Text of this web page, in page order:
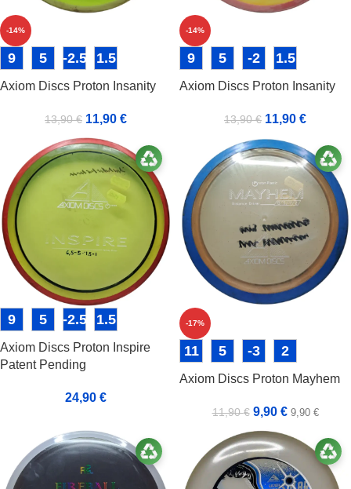
-14%
9 5 -2.5 1.5
Axiom Discs Proton Insanity
13,90€ 11,90 €
-14%
9 5 -2 1.5
Axiom Discs Proton Insanity
13,90€ 11,90 €
9 5 -2.5 1.5
Axiom Discs Proton Inspire
Patent Pending
24,90 €
-17%
11 5 -3 2
Axiom Discs Proton Mayhem
11,90€ 9,90 € 9,90 €